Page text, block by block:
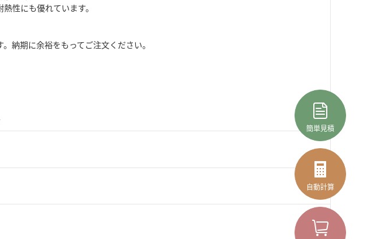
性にも優れています。
納期に余裕をもってご注文ください。
簡単見積
自動計算